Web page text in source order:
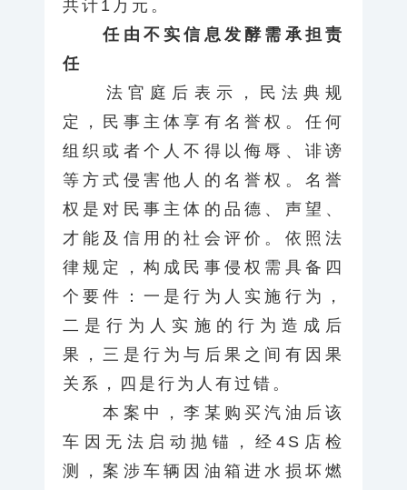
共计1万元。
任由不实信息发酵需承担责
任
法官庭后表示，民法典规
定，民事主体享有名誉权。任何
组织或者个人不得以侮辱、诽谤
等方式侵害他人的名誉权。名誉
权是对民事主体的品德、声望、
才能及信用的社会评价。依照法
律规定，构成民事侵权需具备四
个要件：一是行为人实施行为，
二是行为人实施的行为造成后
果，三是行为与后果之间有因果
关系，四是行为人有过错。
本案中，李某购买汽油后该
车因无法启动抛锚，经4S店检
测，案涉车辆因油箱进水损坏燃